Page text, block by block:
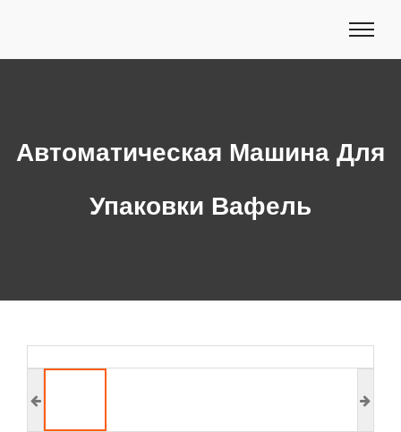
Автоматическая Машина Для
Упаковки Вафель